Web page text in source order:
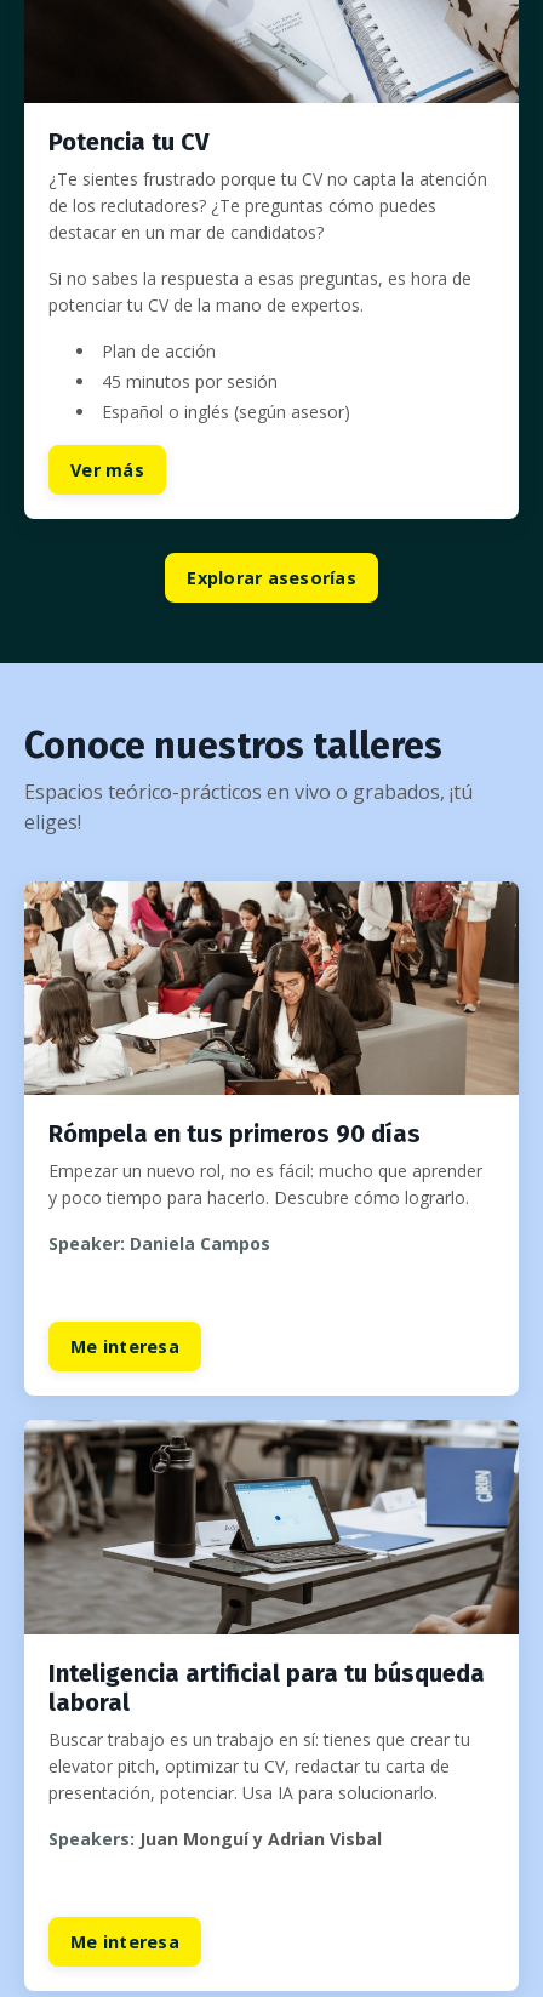
Potencia tu CV
¿Te sientes frustrado porque tu CV no capta la atención
de los reclutadores? ¿Te preguntas cómo puedes
destacar en un mar de candidatos?
Si no sabes la respuesta a esas preguntas, es hora de
potenciar tu CV de la mano de expertos.
Plan de acción
45 minutos por sesión
Español o inglés (según asesor)
Ver más
Explorar asesorías
Conoce nuestros talleres
Espacios teórico-prácticos en vivo o grabados, ¡tú
eliges!
Rómpela en tus primeros 90 días
Empezar un nuevo rol, no es fácil: mucho que aprender
y poco tiempo para hacerlo. Descubre cómo lograrlo.
Speaker: Daniela Campos
Me interesa
Inteligencia artificial para tu búsqueda
laboral
Buscar trabajo es un trabajo en sí: tienes que crear tu
elevator pitch, optimizar tu CV, redactar tu carta de
presentación, potenciar. Usa IA para solucionarlo.
Speakers: Juan Monguí y Adrian Visbal
Me interesa